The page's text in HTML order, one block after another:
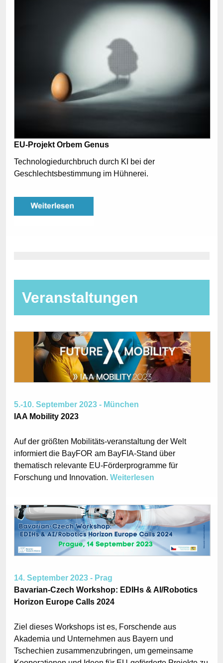
EU-Projekt Orbem Genus
Technologiedurchbruch durch KI bei der
Geschlechtsbestimmung im Hühnerei.
Veranstaltungen
5.-10. September 2023 - München
IAA Mobility 2023
Auf der größten Mobilitäts-veranstaltung der Welt
informiert die BayFOR am BayFIA-Stand über
thematisch relevante EU-Förderprogramme für
Forschung und Innovation. Weiterlesen
14. September 2023 - Prag
Bavarian-Czech Workshop: EDIHs & AI/Robotics
Horizon Europe Calls 2024
Ziel dieses Workshops ist es, Forschende aus
Akademia und Unternehmen aus Bayern und
Tschechien zusammenzubringen, um gemeinsame